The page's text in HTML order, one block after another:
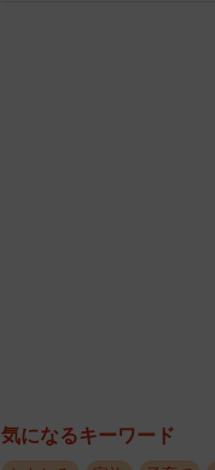
気になるキーワード